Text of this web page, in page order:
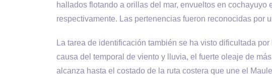
hallados flotando a orillas del mar, envueltos en cochayuyo
respectivamente. Las pertenencias fueron reconocidas por
La tarea de identificación también se ha visto dificultada
causa del temporal de viento y lluvia, el fuerte oleaje de
alcanza hasta el costado de la ruta costera que une el